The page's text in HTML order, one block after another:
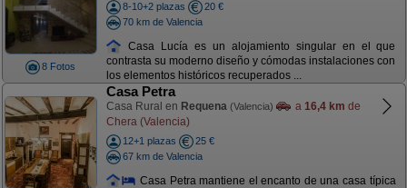
8 Fotos
8-10+2 plazas
20 €
70 km de Valencia
Casa Lucía es un alojamiento singular en el que
contrasta su moderno diseño y cómodas instalaciones con
los elementos históricos recuperados ...
Casa Petra
Casa Rural en Requena (Valencia) a 16,4 km de
Chera (Valencia)
12+1 plazas
25 €
67 km de Valencia
Casa Petra mantiene el encanto de una casa típica